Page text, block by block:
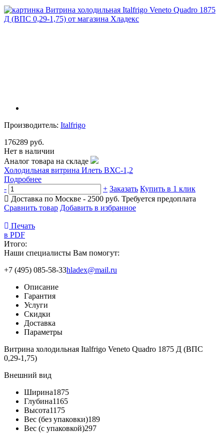
Производитель: Italfrigo
176289 руб.
Нет в наличии
Аналог товара на складе
Холодильная витрина Илеть ВХС-1,2
Подробнее
-
+ Заказать Купить в 1 клик
Доставка по Москве - 2500 руб. Требуется предоплата
Сравнить товар Добавить в избранное
Печать
в PDF
Итого:
Наши специалисты Вам помогут:
+7 (495) 085-58-33hladex@mail.ru
Описание
Гарантия
Услуги
Скидки
Доставка
Параметры
Витрина холодильная Italfrigo Veneto Quadro 1875 Д (ВПC
0,29-1,75)
Внешний вид
Ширина1875
Глубина1165
Высота1175
Вес (без упаковки)189
Вес (с упаковкой)297